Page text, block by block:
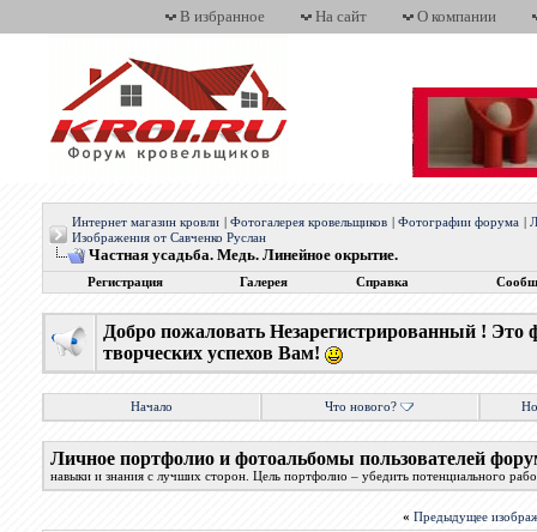
В избранное На сайт О компании
Интернет магазин кровли Фотогалерея кровельщиков Фотографии форума
Изображения от Савченко Руслан
Частная усадьба. Медь. Линейное окрытие.
Регистрация Галерея Справка
Добро пожаловать Незарегистрированный !
творческих успехов Вам!
Начало Что нового?
Личное портфолио и фотоальбомы пользователей
навыки и знания с лучших сторон. Цель портфолио – убедить потенциального
« Предыдущее